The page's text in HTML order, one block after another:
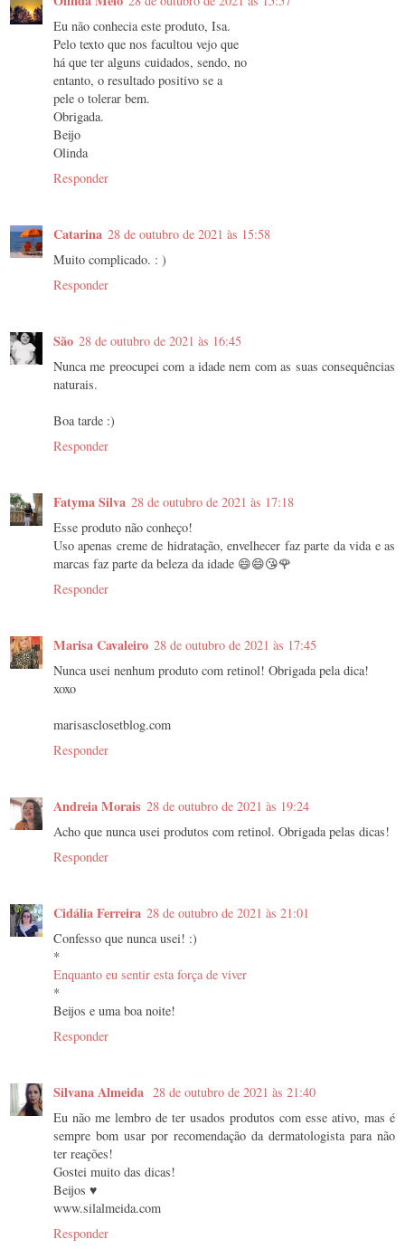
Eu não conhecia este produto, Isa.
Pelo texto que nos facultou vejo que
há que ter alguns cuidados, sendo, no
entanto, o resultado positivo se a
pele o tolerar bem.
Obrigada.
Beijo
Olinda
Responder
Catarina 28 de outubro de 2021 às 15:58
Muito complicado. : )
Responder
São 28 de outubro de 2021 às 16:45
Nunca me preocupei com a idade nem com as suas consequências
naturais.
Boa tarde :)
Responder
Fatyma Silva 28 de outubro de 2021 às 17:18
Esse produto não conheço!
Uso apenas creme de hidratação, envelhecer faz parte da vida e as
marcas faz parte da beleza da idade 😄😄😘🌹
Responder
Marisa Cavaleiro 28 de outubro de 2021 às 17:45
Nunca usei nenhum produto com retinol! Obrigada pela dica!
xoxo
marisasclosetblog.com
Responder
Andreia Morais 28 de outubro de 2021 às 19:24
Acho que nunca usei produtos com retinol. Obrigada pelas dicas!
Responder
Cidália Ferreira 28 de outubro de 2021 às 21:01
Confesso que nunca usei! :)
*
Enquanto eu sentir esta força de viver
*
Beijos e uma boa noite!
Responder
Silvana Almeida 28 de outubro de 2021 às 21:40
Eu não me lembro de ter usados produtos com esse ativo, mas é
sempre bom usar por recomendação da dermatologista para não
ter reações!
Gostei muito das dicas!
Beijos ♥
www.silalmeida.com
Responder